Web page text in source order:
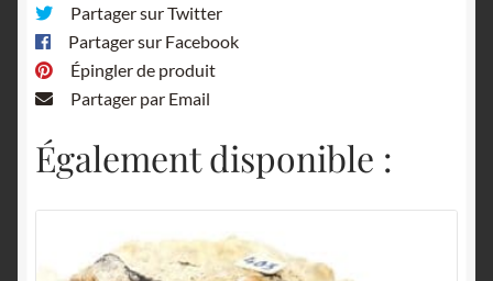
Partager sur Twitter
Partager sur Facebook
Épingler de produit
Partager par Email
Également disponible :